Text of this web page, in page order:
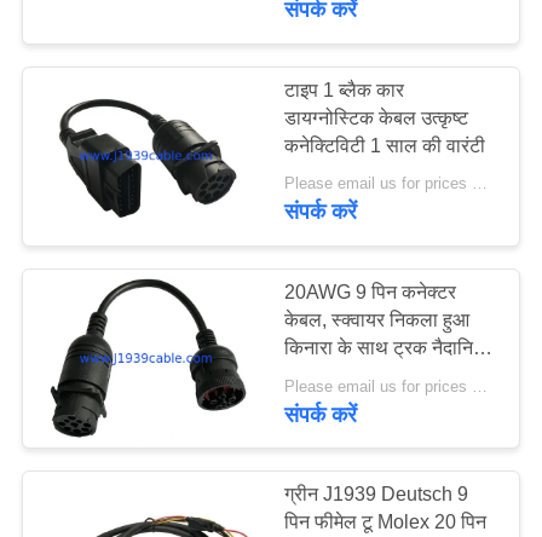
OBD2 विस्तार केबल
19
ओबीडी 2 कनेक्टर केबल
संपर्क करें
टाइप 1 ब्लैक कार
डायग्नोस्टिक केबल उत्कृष्ट
कनेक्टिविटी 1 साल की वारंटी
Please email us for prices MOQ:100 पीसी
संपर्क करें
20AWG 9 पिन कनेक्टर
केबल, स्क्वायर निकला हुआ
किनारा के साथ ट्रक नैदानिक ​​
केबल्स
संपर्क करें
ग्रीन J1939 Deutsch 9
पिन फीमेल टू Molex 20 पिन